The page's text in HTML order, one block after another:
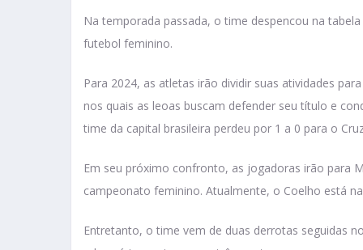
Na temporada passada, o time despencou na
futebol feminino.
Para 2024, as atletas irão dividir suas atividades
nos quais as leoas buscam defender seu título e
time da capital brasileira perdeu por 1 a 0 para o
Em seu próximo confronto, as jogadoras irão para
campeonato feminino. Atualmente, o Coelho está
Entretanto, o time vem de duas derrotas seguidas